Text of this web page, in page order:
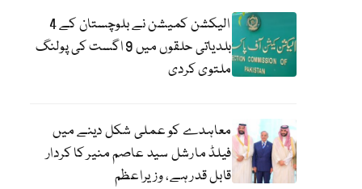
الیکشن کمیشن نے بلوچستان کے 4
بلدیاتی حلقوں میں 9 اگست کی پولنگ
ملتوی کردی
معاہدے کو عملی شکل دینے میں
فیلڈ مارشل سید عاصم منیر کا کردار
قابل قدر ہے، وزیراعظم